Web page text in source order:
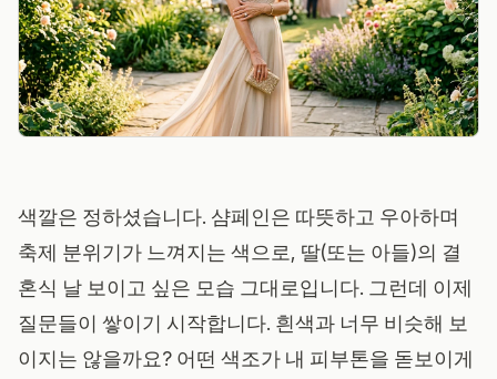
색깔은 정하셨습니다. 샴페인은 따뜻하고 우아하며
축제 분위기가 느껴지는 색으로, 딸(또는 아들)의 결
혼식 날 보이고 싶은 모습 그대로입니다. 그런데 이제
질문들이 쌓이기 시작합니다. 흰색과 너무 비슷해 보
이지는 않을까요? 어떤 색조가 내 피부톤을 돋보이게